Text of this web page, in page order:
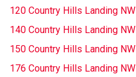
120 Country Hills Landing NW
140 Country Hills Landing NW
150 Country Hills Landing NW
176 Country Hills Landing NW